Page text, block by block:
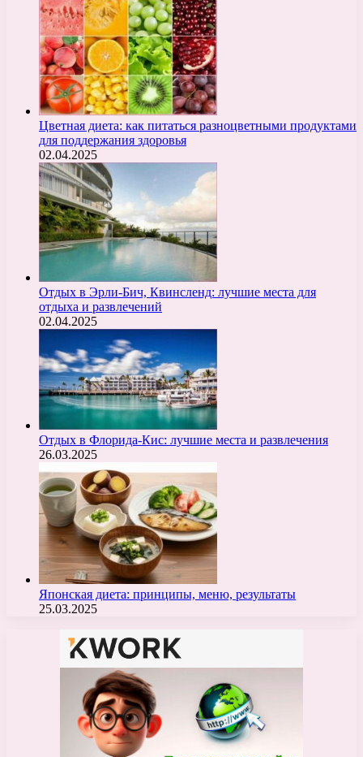
Цветная диета: как питаться разноцветными продуктами
для поддержания здоровья
02.04.2025
Отдых в Эрли-Бич, Квинсленд: лучшие места для
отдыха и развлечений
02.04.2025
Отдых в Флорида-Кис: лучшие места и развлечения
26.03.2025
Японская диета: принципы, меню, результаты
25.03.2025